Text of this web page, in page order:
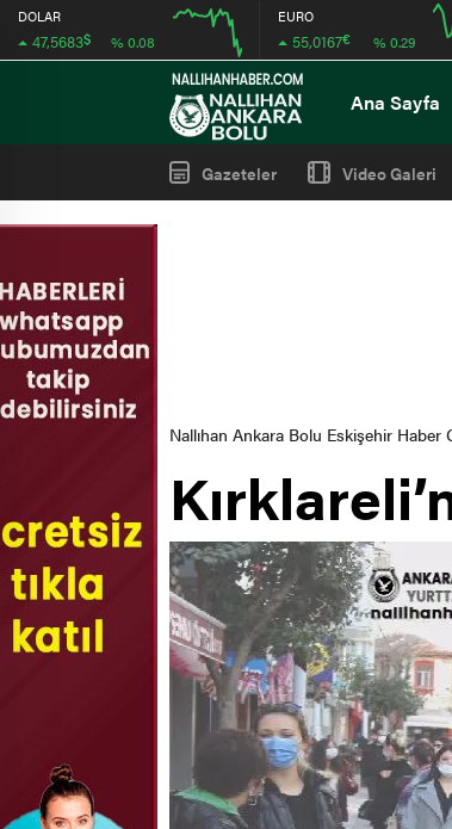
DOLAR
47,5683$ % 0.08
12:00 16:00
EURO
55,0167€ % 0.29
Ana Sayfa
Gazeteler Video Galeri
Nallıhan Ankara Bolu Eskişehir Haber